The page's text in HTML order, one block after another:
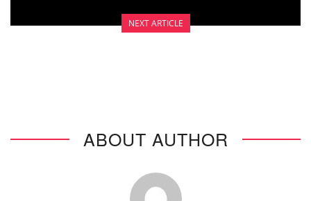
NEXT ARTICLE
ABOUT AUTHOR